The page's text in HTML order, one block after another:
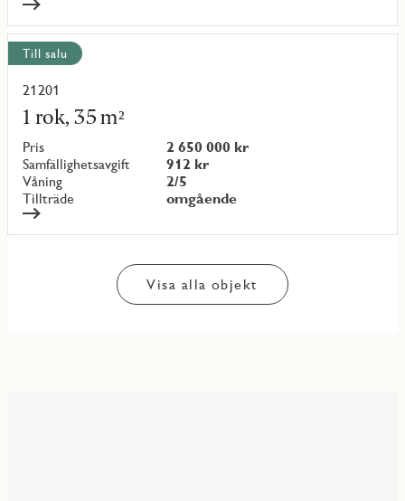
Till salu
21201
1 rok, 35 m²
Pris
2 650 000 kr
Samfällighetsavgift
912 kr
Våning
2/5
Tillträde
omgående
Läs
mer
om
objekt
{objectNumber}
Visa alla objekt